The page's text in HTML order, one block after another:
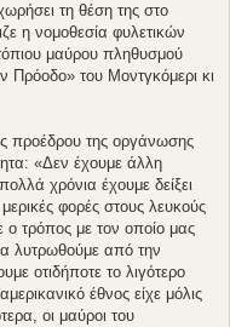
τη θέση της στο
η νομοθεσία φυλετικών
μαύρου πληθυσμού
Πρόοδο» του Μοντγκόμερι κι
προέδρου της οργάνωσης
«Δεν έχουμε άλλη
χρόνια έχουμε δείξει
φορές στους λευκούς
τρόπος με τον οποίο μας
λυτρωθούμε από την
οτιδήποτε το λιγότερο
έθνος είχε μόλις
οι μαύροι του